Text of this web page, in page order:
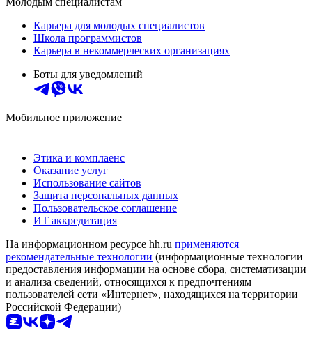
Карьера для молодых специалистов
Школа программистов
Карьера в некоммерческих организациях
Боты для уведомлений
Мобильное приложение
Этика и комплаенс
Оказание услуг
Использование сайтов
Защита персональных данных
Пользовательское соглашение
ИТ аккредитация
На информационном ресурсе hh.ru применяются
рекомендательные технологии (информационные технологии
предоставления информации на основе сбора, систематизации
и анализа сведений, относящихся к предпочтениям
пользователей сети «Интернет», находящихся на территории
Российской Федерации)